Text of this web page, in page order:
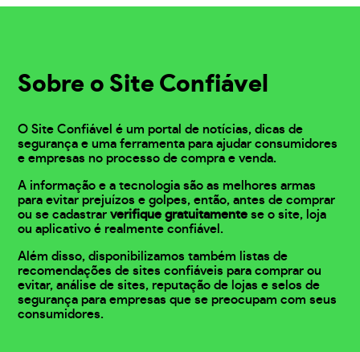
Sobre o Site Confiável
O Site Confiável é um portal de notícias, dicas de
segurança e uma ferramenta para ajudar consumidores
e empresas no processo de compra e venda.
A informação e a tecnologia são as melhores armas
para evitar prejuízos e golpes, então, antes de comprar
ou se cadastrarverifique gratuitamente se o site, loja
ou aplicativo é realmente confiável.
Além disso, disponibilizamos também listas de
recomendações de sites confiáveis para comprar ou
evitar, análise de sites, reputação de lojas e selos de
segurança para empresas que se preocupam com seus
consumidores.